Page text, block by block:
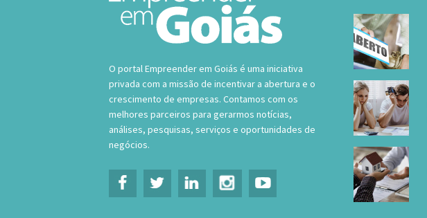
O portal Empreender em Goiás é uma iniciativa
privada com a missão de incentivar a abertura e o
crescimento de empresas. Contamos com os
melhores parceiros para gerarmos notícias,
análises, pesquisas, serviços e oportunidades de
negócios.